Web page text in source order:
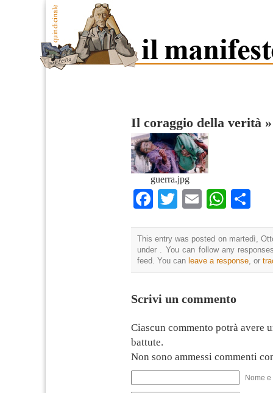
Il coraggio della verità
guerra.jpg
Facebook
TwitterEmail
This entry was posted on martedì,
under . You can follow any
feed. You can leave a response, or
Scrivi un commento
Ciascun commento potrà avere
battute.
Non sono ammessi commenti
Nome